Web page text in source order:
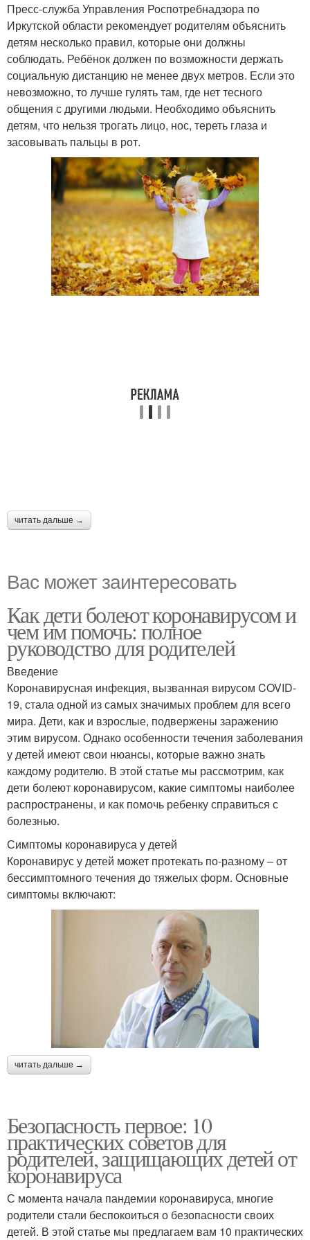
Пресс-служба Управления Роспотребнадзора по
Иркутской области рекомендует родителям объяснить
детям несколько правил, которые они должны
соблюдать. Ребёнок должен по возможности держать
социальную дистанцию не менее двух метров. Если это
невозможно, то лучше гулять там, где нет тесного
общения с другими людьми. Необходимо объяснить
детям, что нельзя трогать лицо, нос, тереть глаза и
засовывать пальцы в рот.
читать дальше →
Вас может заинтересовать
Как дети болеют коронавирусом и
чем им помочь: полное
руководство для родителей
Введение
Коронавирусная инфекция, вызванная вирусом COVID-
19, стала одной из самых значимых проблем для всего
мира. Дети, как и взрослые, подвержены заражению
этим вирусом. Однако особенности течения заболевания
у детей имеют свои нюансы, которые важно знать
каждому родителю. В этой статье мы рассмотрим, как
дети болеют коронавирусом, какие симптомы наиболее
распространены, и как помочь ребенку справиться с
болезнью.
Симптомы коронавируса у детей
Коронавирус у детей может протекать по-разному – от
бессимптомного течения до тяжелых форм. Основные
симптомы включают:
читать дальше →
Безопасность первое: 10
практических советов для
родителей, защищающих детей от
коронавируса
С момента начала пандемии коронавируса, многие
родители стали беспокоиться о безопасности своих
детей. В этой статье мы предлагаем вам 10 практических